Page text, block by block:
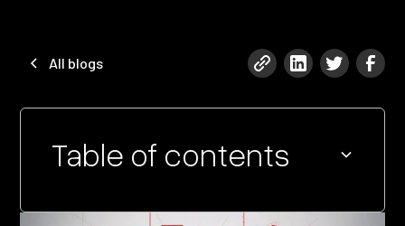
All blogs
Table of contents